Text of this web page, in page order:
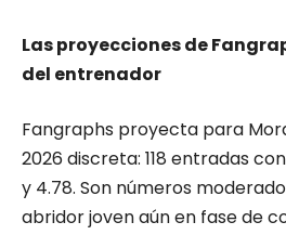
Las proyecciones de
del entrenador
Fangraphs proyecta para
2026 discreta: 118 entradas
y 4.78. Son números
abridor joven aún en fase de